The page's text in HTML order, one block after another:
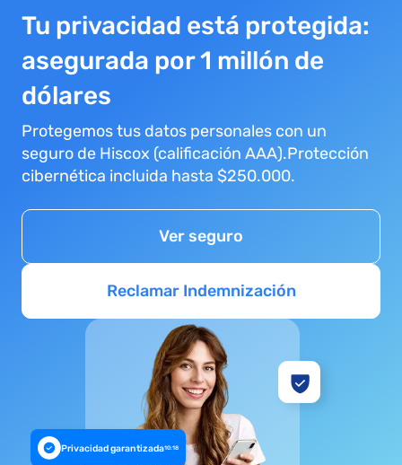
Tu privacidad está protegida:
asegurada por 1 millón de
dólares
Protegemos tus datos personales con un
seguro de Hiscox (calificación AAA).Protección
cibernética incluida hasta $250.000.
Ver seguro
Reclamar Indemnización
Privacidad garantizada10:18